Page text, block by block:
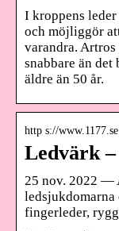
I kroppens
och möjliggör
varandra.
snabbare än det
äldre än 50 år.
http s://
Ledvärk –
25 nov. 2022 —
fingerleder,